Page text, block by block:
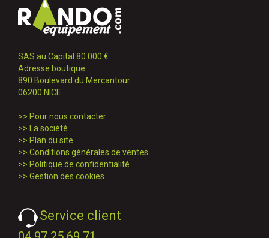
SAS au Capital 80 000 €
Adresse boutique :
890 Boulevard du Mercantour
06200 NICE
>> Pour nous contacter
>>
La société
>> Plan du site
>> Conditions générales de ventes
>> Politique de confidentialité
>> Gestion des cookies
Service client